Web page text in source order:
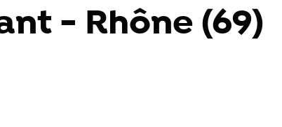
- Rhône (69)